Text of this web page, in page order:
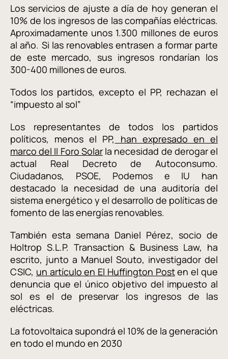
Los servicios de ajuste a día de hoy generan el
10% de los ingresos de las compañías eléctricas.
Aproximadamente unos 1.300 millones de euros
al año. Si las renovables entrasen a formar parte
de este mercado, sus ingresos rondarían los
300-400 millones de euros.
Todos los partidos, excepto el PP, rechazan el
“impuesto al sol”
Los representantes de todos los partidos
políticos, menos el PP,
han expresado en el
marco del II Foro Solarla necesidad de derogar el
actual Real Decreto de Autoconsumo.
Ciudadanos, PSOE, Podemos e IU han
destacado la necesidad de una auditoría del
sistema energético y el desarrollo de políticas de
fomento de las energías renovables.
También esta semana Daniel Pérez, socio de
Holtrop S.L.P. Transaction & Business Law, ha
escrito, junto a Manuel Souto, investigador del
CSIC, un artículo en El Huffington Posten el que
denuncia que el único objetivo del impuesto al
sol es el de preservar los ingresos de las
eléctricas.
La fotovoltaica supondrá el 10% de la generación
en todo el mundo en 2030